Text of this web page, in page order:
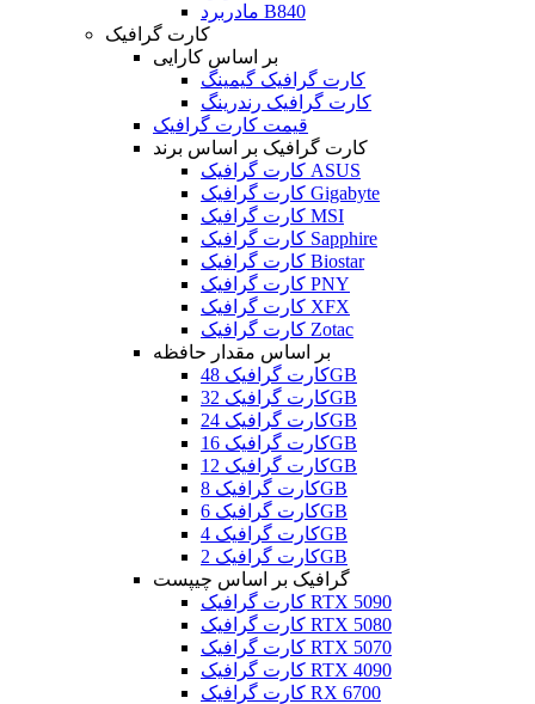
مادربرد B840
کارت گرافیک
بر اساس کارایی
کارت گرافیک گیمینگ
کارت گرافیک رندرینگ
قیمت کارت گرافیک
کارت گرافیک بر اساس برند
کارت گرافیک ASUS
کارت گرافیک Gigabyte
کارت گرافیک MSI
کارت گرافیک Sapphire
کارت گرافیک Biostar
کارت گرافیک PNY
کارت گرافیک XFX
کارت گرافیک Zotac
بر اساس مقدار حافظه
کارت گرافیک 48GB
کارت گرافیک 32GB
کارت گرافیک 24GB
کارت گرافیک 16GB
کارت گرافیک 12GB
کارت گرافیک 8GB
کارت گرافیک 6GB
کارت گرافیک 4GB
کارت گرافیک 2GB
گرافیک بر اساس چیپست
کارت گرافیک RTX 5090
کارت گرافیک RTX 5080
کارت گرافیک RTX 5070
کارت گرافیک RTX 4090
کارت گرافیک RX 6700